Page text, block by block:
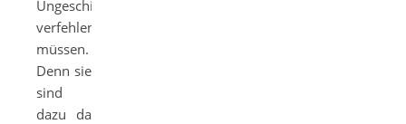
Ungeschicktheit
verfehlen
müssen.
Denn sie
sind
dazu da